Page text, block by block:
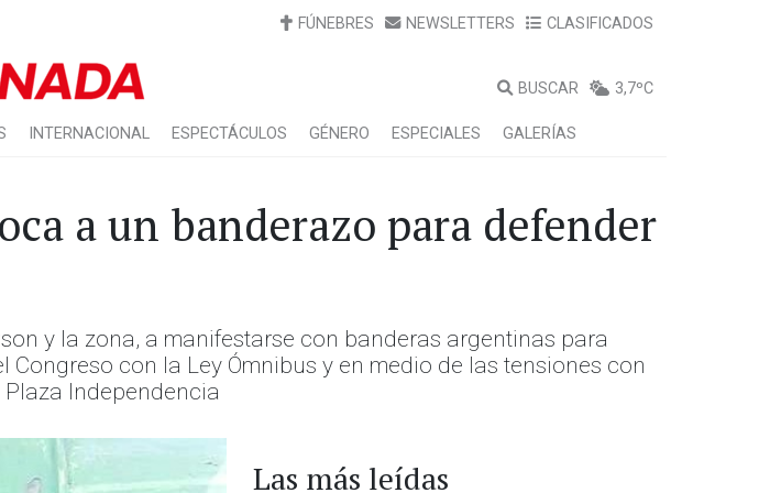
FÚNEBRES NEWSLETTERS CLASIFICADOS
BUSCAR 3,7ºC
INTERNACIONAL ESPECTÁCULOS GÉNERO ESPECIALES GALERÍAS
a un banderazo para defender
y la zona, a manifestarse con banderas argentinas para
con la Ley Ómnibus y en medio de las tensiones con
Independencia
Las más leídas